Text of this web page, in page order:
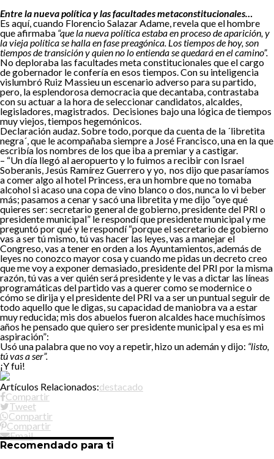
Entre la nueva política y las facultades metaconstitucionales…
Es aquí, cuando Florencio Salazar Adame, revela que el hombre
que afirmaba “que la nueva política estaba en proceso de aparición, y
la vieja política se halla en fase preagónica. Los tiempos de hoy, son
tiempos de transición y quien no lo entienda se quedará en el camino”.
No deploraba las facultades meta constitucionales que el cargo
de gobernador le confería en esos tiempos. Con su inteligencia
vislumbró Ruiz Massieu un escenario adverso para su partido,
pero, la esplendorosa democracia que decantaba, contrastaba
con su actuar a la hora de seleccionar candidatos, alcaldes,
legisladores, magistrados. Decisiones bajo una lógica de tiempos
muy viejos, tiempos hegemónicos.
Declaración audaz. Sobre todo, porque da cuenta de la ´libretita
negra´, que le acompañaba siempre a José Francisco, una en la que
escribía los nombres de los que iba a premiar y a castigar.
– “Un día llegó al aeropuerto y lo fuimos a recibir con Israel
Soberanis, Jesús Ramírez Guerrero y yo, nos dijo que pasaríamos
a comer algo al hotel Princess, era un hombre que no tomaba
alcohol si acaso una copa de vino blanco o dos, nunca lo vi beber
más; pasamos a cenar y sacó una libretita y me dijo “oye qué
quieres ser: secretario general de gobierno, presidente del PRI o
presidente municipal” le respondí que presidente municipal y me
preguntó por qué y le respondí “porque el secretario de gobierno
vas a ser tú mismo, tú vas hacer las leyes, vas a manejar el
Congreso, vas a tener en orden a los Ayuntamientos, además de
leyes no conozco mayor cosa y cuando me pidas un decreto creo
que me voy a exponer demasiado, presidente del PRI por la misma
razón, tú vas a ver quién será presidente y le vas a dictar las líneas
programáticas del partido vas a querer como se modernice o
cómo se dirija y el presidente del PRI va a ser un puntual seguir de
todo aquello que le digas, su capacidad de maniobra va a estar
muy reducida; mis dos abuelos fueron alcaldes hace muchísimos
años he pensado que quiero ser presidente municipal y esa es mi
aspiración”:
Usó una palabra que no voy a repetir, hizo un ademán y dijo: “listo,
tú vas a ser”.
¡Y fui!
Artículos Relacionados:destacado
Compartir
Tweet
Compartir
Compartir
Email
Recomendado para ti